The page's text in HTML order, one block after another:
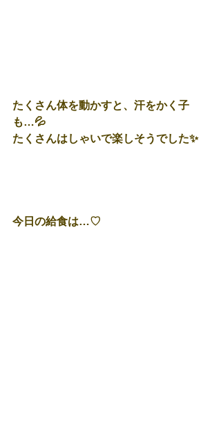
たくさん体を動かすと、汗をかく子
も…💦
たくさんはしゃいで楽しそうでした✨
今日の給食は…♡